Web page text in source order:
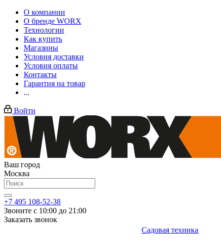
О компании
О бренде WORX
Технологии
Как купить
Магазины
Условия доставки
Условия оплаты
Контакты
Гарантия на товар
...
Войти
Ваш город
Москва
+7 495 108-52-38
Звоните с 10:00 до 21:00
Заказать звонок
Садовая техника